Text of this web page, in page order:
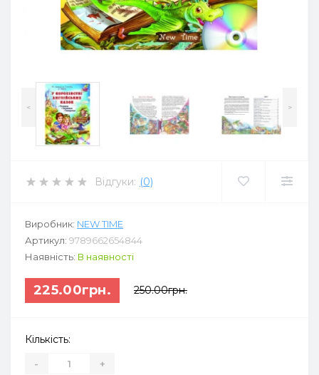
< >
Відгуки: (0)
Виробник: NEW TIME
Артикул: 9789662654844
Наявність: В наявності
225.00грн. 250.00грн.
Кількість:
- +